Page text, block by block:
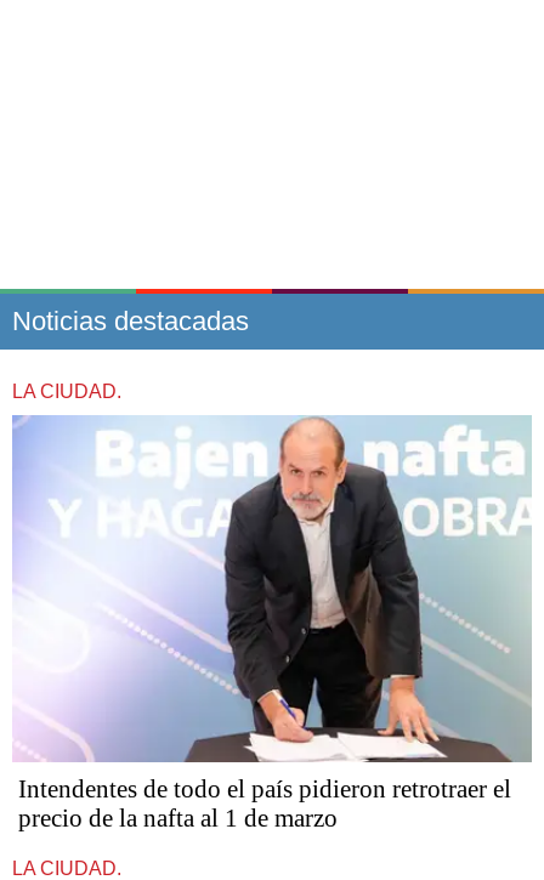
Noticias destacadas
LA CIUDAD.
Intendentes de todo el país pidieron retrotraer el
precio de la nafta al 1 de marzo
LA CIUDAD.